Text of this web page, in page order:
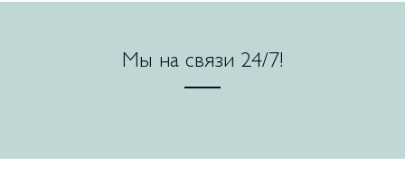
Мы на связи 24/7!